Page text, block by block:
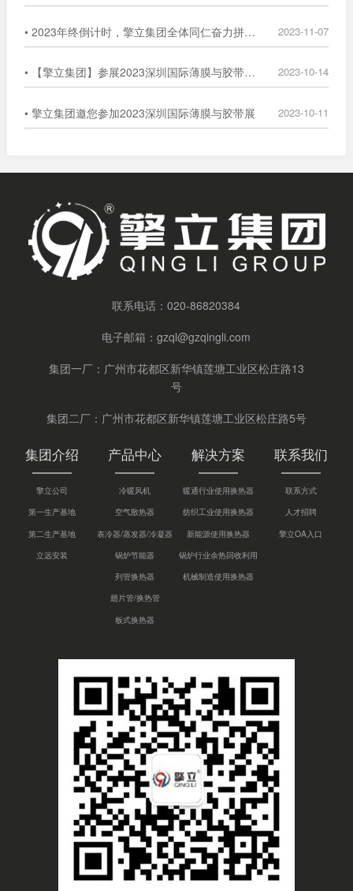
• 2023年终倒计时，擎立集团全体同仁奋力拼搏，冲刺年度目标！ 2023-11-07
• 【擎立集团】参展2023深圳国际薄膜与胶带展圆满落幕 2023-10-14
• 擎立集团邀您参加2023深圳国际薄膜与胶带展 2023-10-11
联系电话：020-86820384
电子邮箱：gzql@gzqingli.com
集团一厂：广州市花都区新华镇莲塘工业区松庄路13
号
集团二厂：广州市花都区新华镇莲塘工业区松庄路5号
集团介绍
擎立公司
第一生产基地
第二生产基地
立远安装
产品中心
冷暖风机
空气散热器
表冷器/蒸发器/冷凝器
锅炉节能器
列管换热器
翅片管/换热管
板式换热器
解决方案
暖通行业使用换热器
纺织工业使用换热器
新能源使用换热器
锅炉行业余热回收利用
机械制造使用换热器
联系我们
联系方式
人才招聘
擎立OA入口